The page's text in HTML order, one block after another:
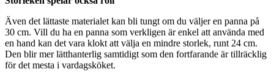
Även det lättaste materialet kan bli tungt om du väljer en panna på
30 cm. Vill du ha en panna som verkligen är enkel att använda med
en hand kan det vara klokt att välja en mindre storlek, runt 24 cm.
Den blir mer lätthanterlig samtidigt som den fortfarande är tillräcklig
för det mesta i vardagsköket.